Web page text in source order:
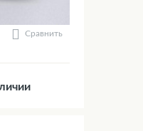
Сравнить